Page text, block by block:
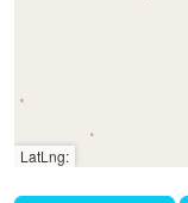
LatLng: